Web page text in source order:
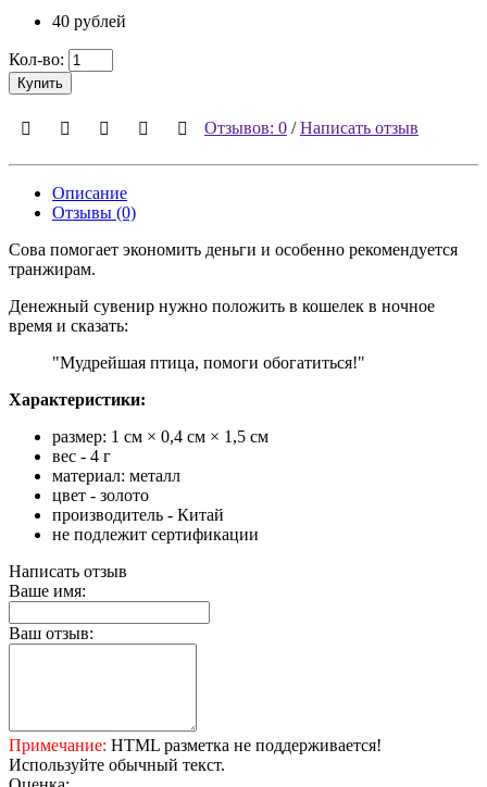
40 рублей
Кол-во:
Купить
Отзывов: 0 /Написать отзыв
Описание
Отзывы (0)
Сова помогает экономить деньги и особенно рекомендуется
транжирам.
Денежный сувенир нужно положить в кошелек в ночное
время и сказать:
"Мудрейшая птица, помоги обогатиться!"
Характеристики:
размер: 1 см × 0,4 см × 1,5 см
вес - 4 г
материал: металл
цвет - золото
производитель - Китай
не подлежит сертификации
Написать отзыв
Ваше имя:
Ваш отзыв:
Примечание: HTML разметка не поддерживается!
Используйте обычный текст.